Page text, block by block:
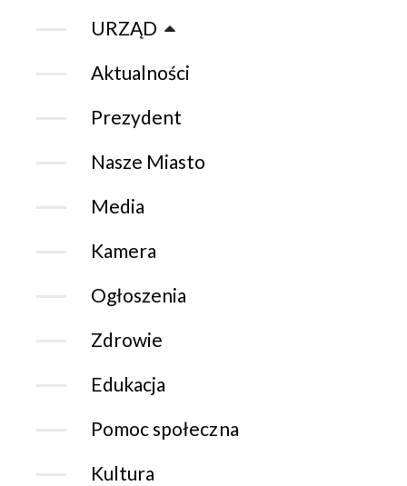
URZĄD
Aktualności
Prezydent
Nasze Miasto
Media
Kamera
Ogłoszenia
Zdrowie
Edukacja
Pomoc społeczna
Kultura